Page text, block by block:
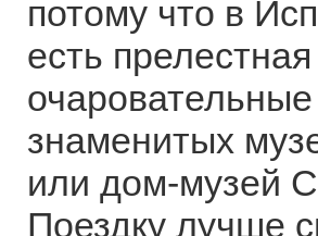
потому что в
есть
знаменитых
или дом-музей
Поездку лучше